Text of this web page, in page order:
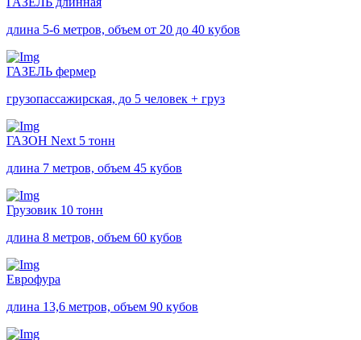
длина 5-6 метров, объем от 20 до 40 кубов
ГАЗЕЛЬ фермер
грузопассажирская, до 5 человек + груз
ГАЗОН Next 5 тонн
длина 7 метров, объем 45 кубов
Грузовик 10 тонн
длина 8 метров, объем 60 кубов
Еврофура
длина 13,6 метров, объем 90 кубов